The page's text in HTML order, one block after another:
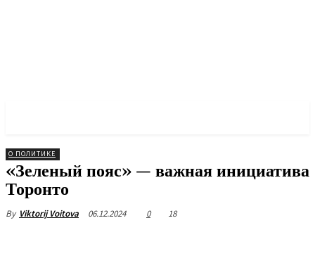
О ПОЛИТИКЕ
«Зеленый пояс» — важная инициатива
Торонто
By Viktorij Voitova 06.12.2024 0 18